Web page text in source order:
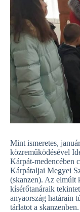
Mint ismeretes,
közreműködésével
Kárpát-medencében
Kárpátaljai Megyei
(skanzen). Az elmúlt
kísérőtanáraik
anyaország határain
tárlatot a skanzenben.